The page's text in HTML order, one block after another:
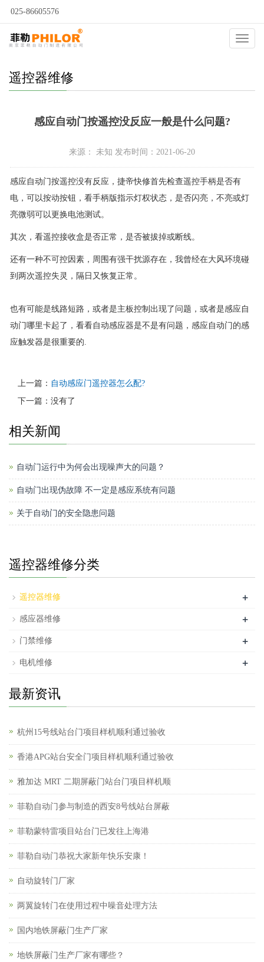
025-86605576
自动门 遥控器维修>
遥控器维修
感应自动门按遥控没反应一般是什么问题?
来源： 未知 发布时间：2021-06-20
感应自动门按遥控没有反应，捷帝快修首先检查遥控手柄是否有
电，可以按动按钮，看手柄版指示灯权状态，是否闪亮，不亮或灯
亮微弱可以更换电池测试。
其次，看遥控接收盒是否正常，是否被拔掉或断线。
还有一种不可控因素，周围有强干扰源存在，我曾经在大风环境碰
到两次遥控失灵，隔日又恢复正常。
也有可能是线路短路，或者是主板控制出现了问题，或者是感应自
动门哪里卡起了，看看自动感应器是不是有问题，感应自动门的感
应触发器是很重要的.
上一篇： 自动感应门遥控器怎么配?
下一篇：没有了
相关新闻
自动门运行中为何会出现噪声大的问题？
自动门出现伪故障 不一定是感应系统有问题
关于自动门的安全隐患问题
遥控器维修分类
遥控器维修 +
感应器维修 +
门禁维修 +
电机维修 +
最新资讯
杭州15号线站台门项目样机顺利通过验收
香港APG站台安全门项目样机顺利通过验收
雅加达 MRT 二期屏蔽门站台门项目样机顺
菲勒自动门参与制造的西安8号线站台屏蔽
菲勒蒙特雷项目站台门已发往上海港
菲勒自动门恭祝大家新年快乐安康！
自动旋转门厂家
两翼旋转门在使用过程中噪音处理方法
国内地铁屏蔽门生产厂家
地铁屏蔽门生产厂家有哪些？